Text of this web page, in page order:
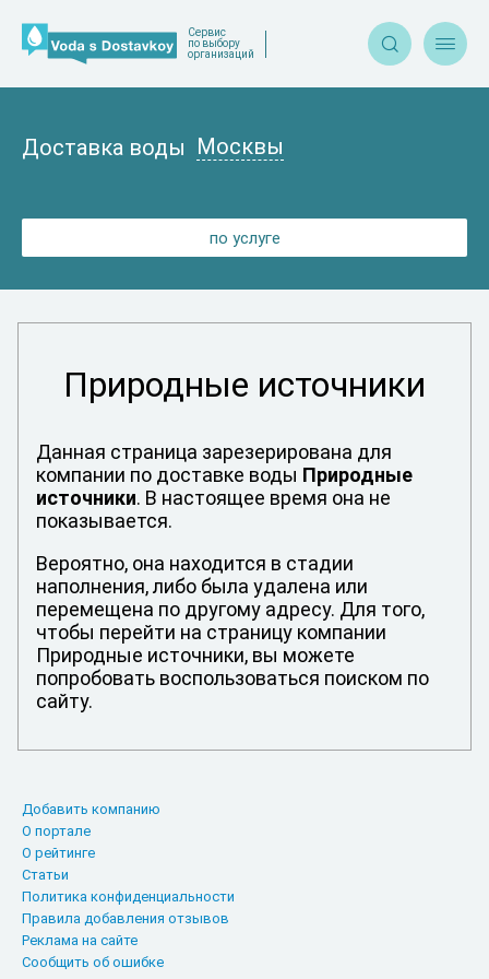
Сервис
по выбору
организаций
Доставка воды Москвы
 
по услуге
Природные источники
Данная страница зарезерирована для
компании по доставке воды Природные
источники. В настоящее время она не
показывается.
Вероятно, она находится в стадии
наполнения, либо была удалена или
перемещена по другому адресу. Для того,
чтобы перейти на страницу компании
Природные источники, вы можете
попробовать воспользоваться поиском по
сайту.
Добавить компанию
О портале
О рейтинге
Статьи
Политика конфиденциальности
Правила добавления отзывов
Реклама на сайте
Сообщить об ошибке